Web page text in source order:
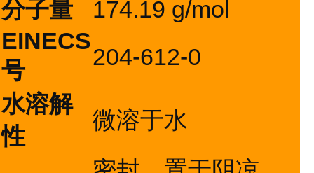
分子量
174.19 g/mol
EINECS
号
204-612-0
水溶解
性
微溶于水